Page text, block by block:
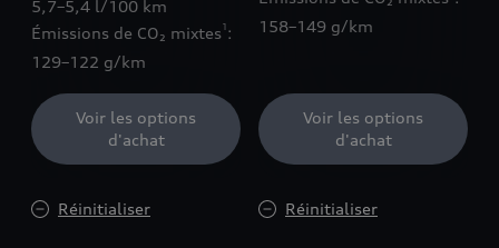
5,7–5,4 l/100 km
Émissions de CO₂ mixtes 1 :
129–122 g/km
Voir les options
d'achat
Réinitialiser
158–149 g/km
Voir les options
d'achat
Réinitialiser